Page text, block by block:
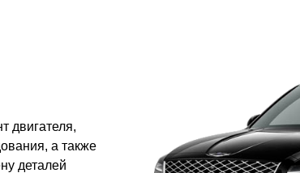
двигателя,
а также
деталей